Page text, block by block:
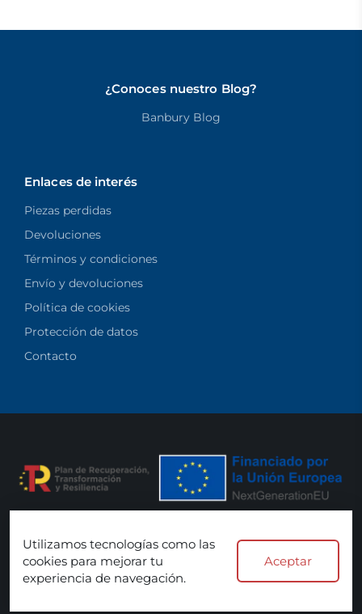
¿Conoces nuestro Blog?
Banbury Blog
Enlaces de interés
Piezas perdidas
Devoluciones
Términos y condiciones
Envío y devoluciones
Política de cookies
Protección de datos
Contacto
Utilizamos tecnologías como las
cookies para mejorar tu
experiencia de navegación.
Aceptar